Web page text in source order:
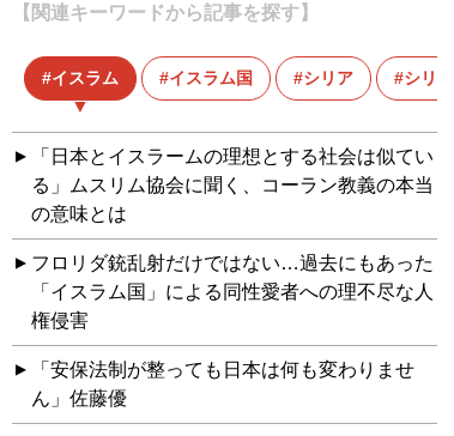
【関連キーワードから記事を探す】
イスラム イスラム国 シリア シリア
「日本とイスラームの理想とする社会は似てい
る」ムスリム協会に聞く、コーラン教義の本当
の意味とは
フロリダ銃乱射だけではない…過去にもあった
「イスラム国」による同性愛者への理不尽な人
権侵害
「安保法制が整っても日本は何も変わりませ
ん」佐藤優